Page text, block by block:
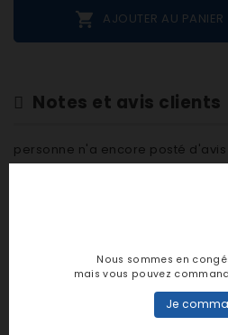
 AJOUTER AU PANIER
Notes et avis clients
personne n'a encore posté d'avis
Nous sommes en
mais vous pouvez
Je